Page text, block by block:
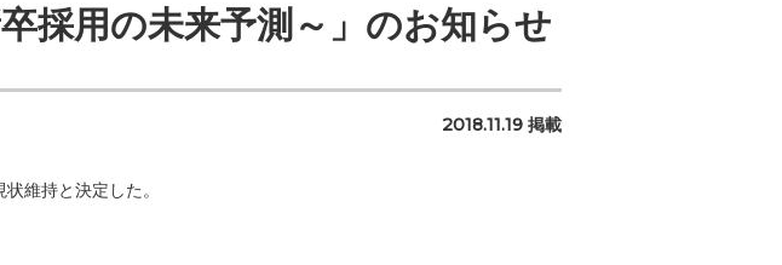
採用の未来予測～」のお知らせ
2018.11.19 掲載
維持と決定した。